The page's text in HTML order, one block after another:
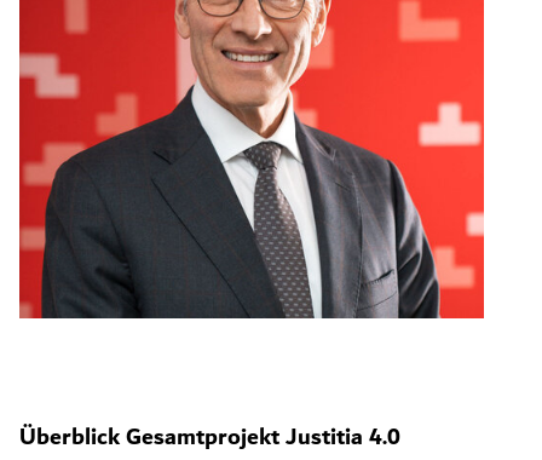
Überblick Gesamtprojekt Justitia 4.0